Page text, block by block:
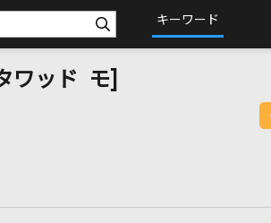
キーワード
ワッド モ]